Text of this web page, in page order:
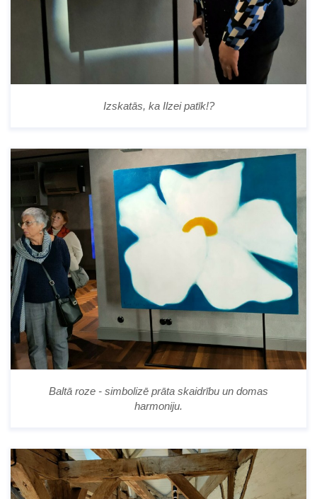
Izskatās, ka Ilzei patīk!?
Baltā roze - simbolizē prāta skaidrību un domas
harmoniju.